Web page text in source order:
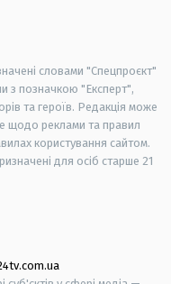
словами "Спецпроєкт"
з позначкою "Експерт",
та героїв. Редакція може
щодо реклами та правил
користування сайтом.
для осіб старше 21